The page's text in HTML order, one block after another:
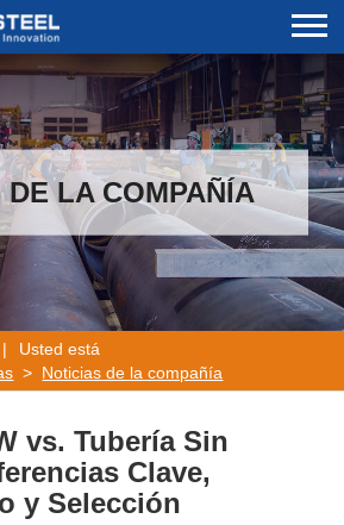
DE LA COMPAÑÍA
Usted está
> Noticias de la compañía
vs. Tubería Sin
Clave,
y Selección